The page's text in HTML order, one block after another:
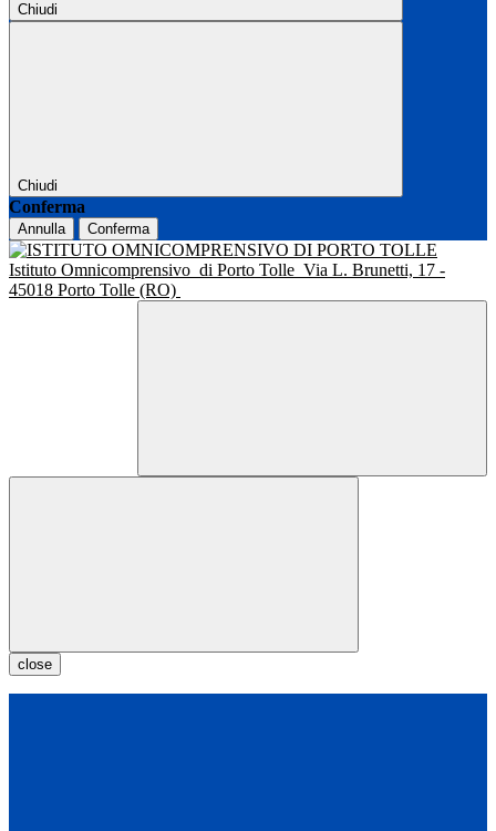
Chiudi
Chiudi
Conferma
Annulla Conferma
Istituto Omnicomprensivo di Porto Tolle Via L. Brunetti, 17 -
45018 Porto Tolle (RO)
close